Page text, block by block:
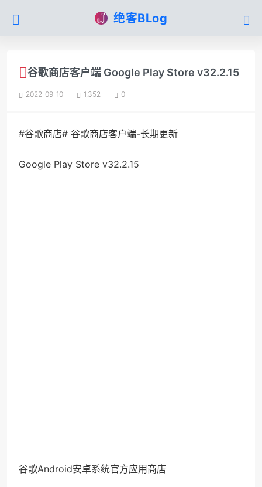
绝客BLog
谷歌商店客户端 Google Play Store v32.2.15
2022-09-10 1,352 0
#谷歌商店# 谷歌商店客户端-长期更新
Google Play Store v32.2.15
谷歌Android安卓系统官方应用商店